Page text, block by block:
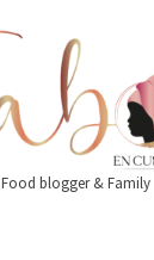
Food blogger & Family